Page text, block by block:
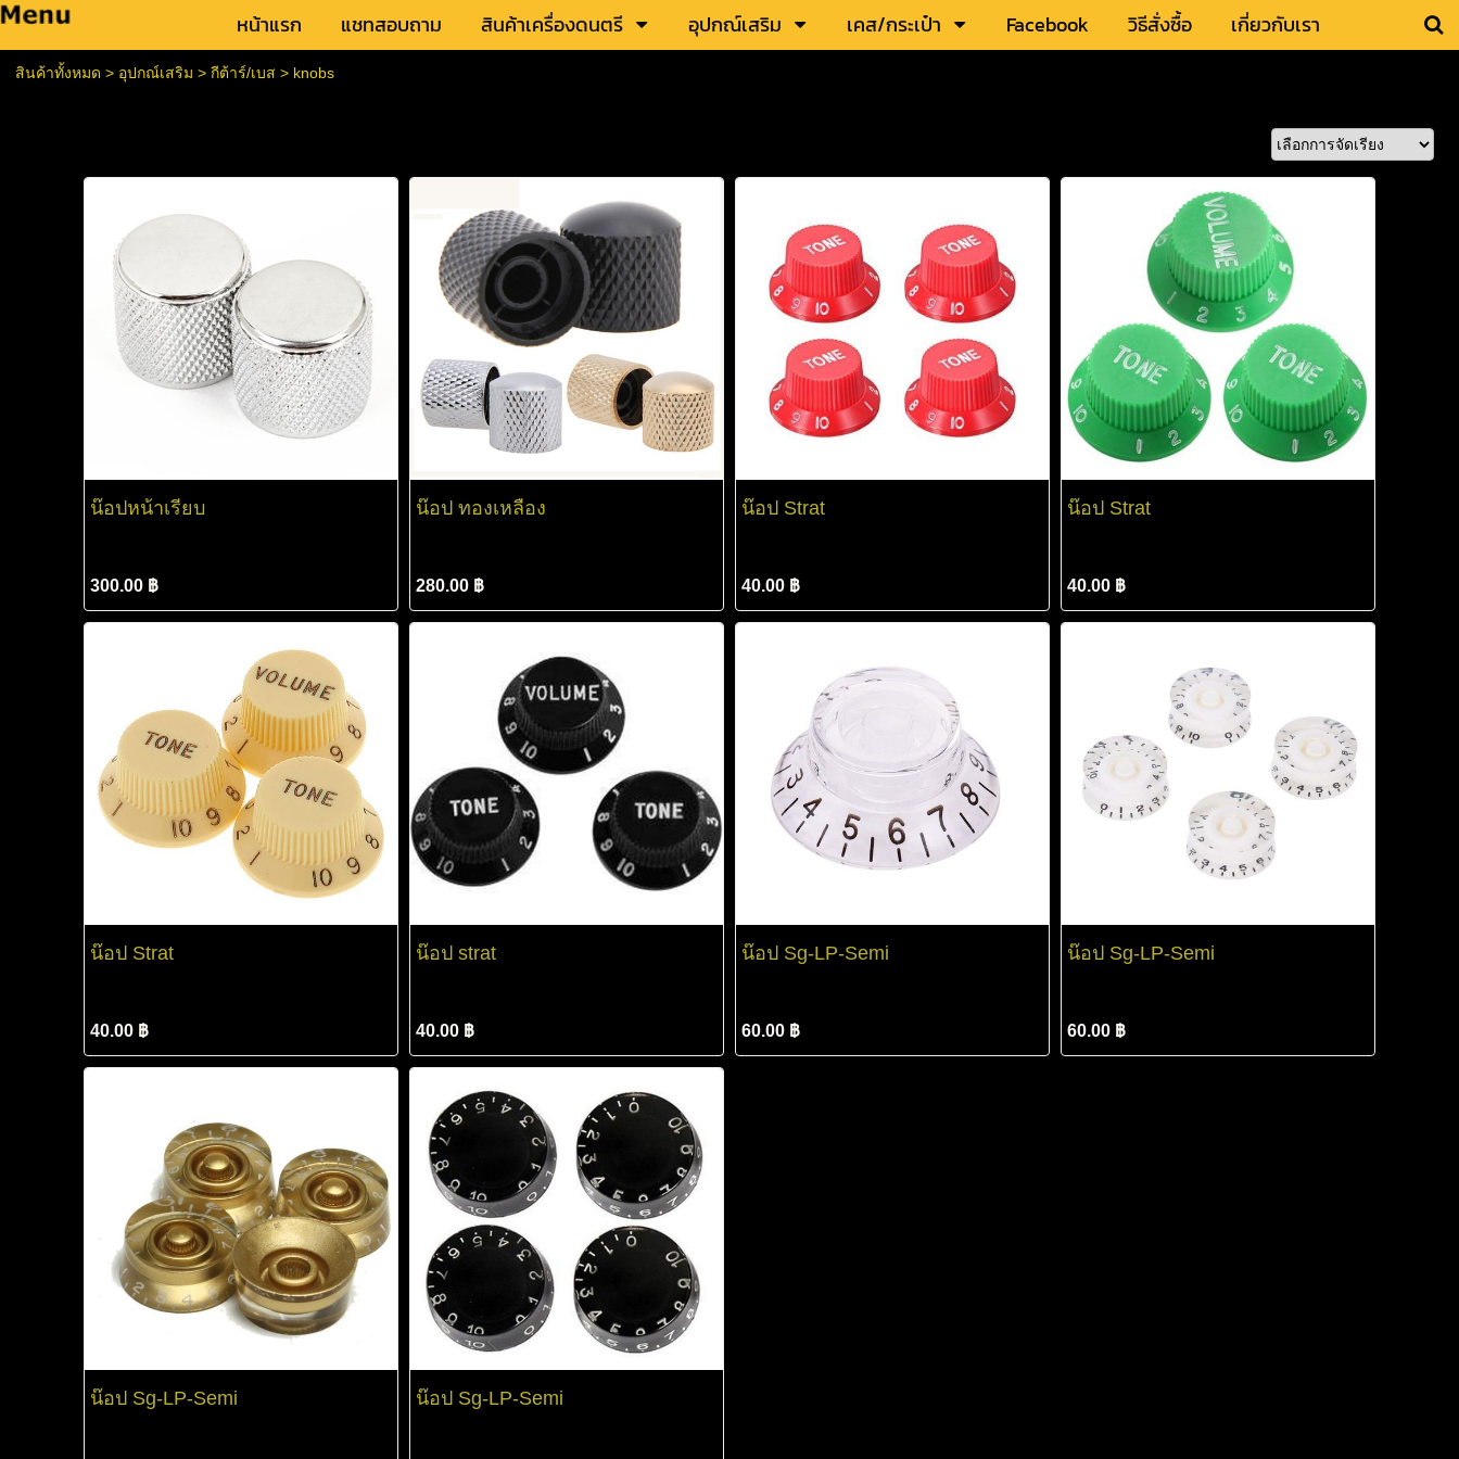
หน้าแรก แชทสอบถาม สินค้าเครื่องดนตรี อุปกณ์เสริม เคส/กระเป๋า Facebook วิธีสั่งซื้อ เกี่ยวกับเรา
สินค้าทั้งหมด > อุปกณ์เสริม > กีต้าร์/เบส > knobs
น๊อปหน้าเรียบ
300.00 ฿
น๊อป ทองเหลือง
280.00 ฿
น๊อป Strat
40.00 ฿
น๊อป Strat
40.00 ฿
น๊อป Strat
40.00 ฿
น๊อป strat
40.00 ฿
น๊อป Sg-LP-Semi
60.00 ฿
น๊อป Sg-LP-Semi
60.00 ฿
น๊อป Sg-LP-Semi น๊อป Sg-LP-Semi